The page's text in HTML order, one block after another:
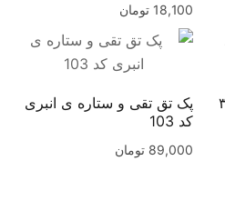
18,100 تومان
پک تق تقی و ستاره ی انبری
کد 103
89,000 تومان